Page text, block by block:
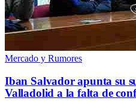
Mercado y Rumores
Iban Salvador apunta su
Valladolid a la falta de